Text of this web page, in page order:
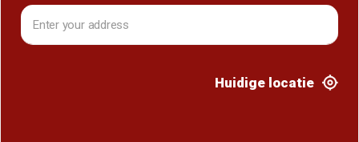
Huidige locatie